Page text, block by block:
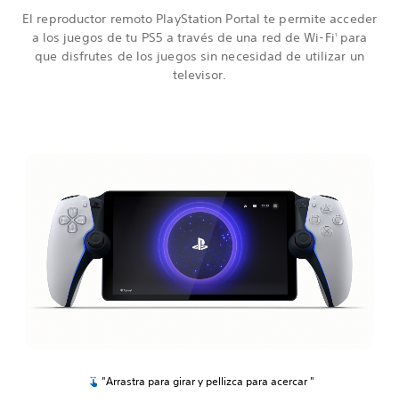
El reproductor remoto PlayStation Portal te permite acceder
a los juegos de tu PS5 a través de una red de Wi-Fi 1para
que disfrutes de los juegos sin necesidad de utilizar un
televisor.
"Arrastra para girar y pellizca para acercar "